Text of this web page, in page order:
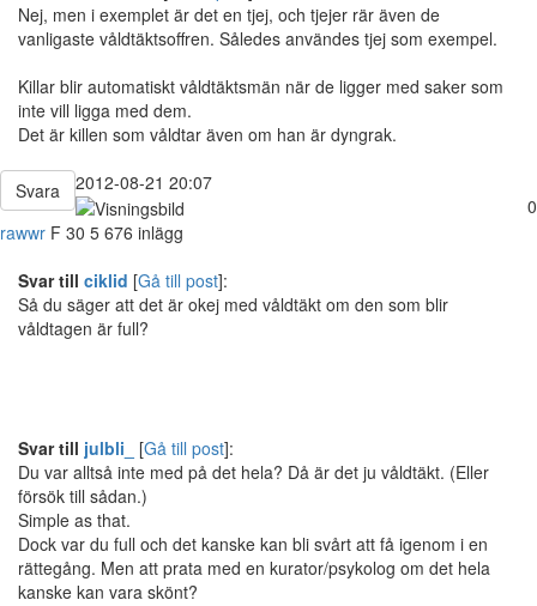
Nej, men i exemplet är det en tjej, och tjejer rär även de
vanligaste våldtäktsoffren. Således användes tjej som exempel.
Killar blir automatiskt våldtäktsmän när de ligger med saker som
inte vill ligga med dem.
Det är killen som våldtar även om han är dyngrak.
Svara
2012-08-21 20:07
0
rawwr F 30 5 676 inlägg
Svar till ciklid [Gå till post]:
Så du säger att det är okej med våldtäkt om den som blir
våldtagen är full?
Svar till julbli_ [Gå till post]:
Du var alltså inte med på det hela? Då är det ju våldtäkt. (Eller
försök till sådan.)
Simple as that.
Dock var du full och det kanske kan bli svårt att få igenom i en
rättegång. Men att prata med en kurator/psykolog om det hela
kanske kan vara skönt?